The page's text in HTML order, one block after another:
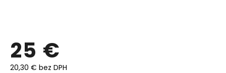
25 €
20,30 € bez DPH